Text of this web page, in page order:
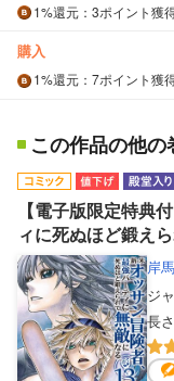
1%還元 ：3ポイント獲
購入
1%還元 ：7ポイント獲
この作品の他の
【電子版限定特典
ィに死ぬほど鍛え
岸
ジ
長